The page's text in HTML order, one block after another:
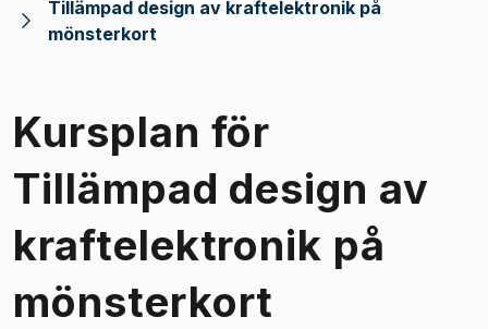
Tillämpad design av kraftelektronik på
mönsterkort
Kursplan för
Tillämpad design av
kraftelektronik på
mönsterkort